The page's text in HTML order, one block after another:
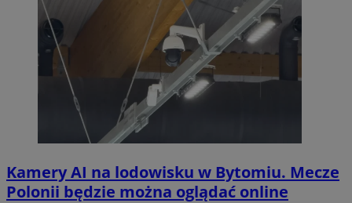
Kamery AI na lodowisku w Bytomiu. Mecze
Polonii będzie można oglądać online